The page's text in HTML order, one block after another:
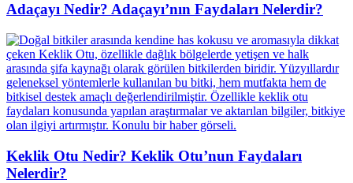
Adaçayı Nedir? Adaçayı’nın Faydaları Nelerdir?
Keklik Otu Nedir? Keklik Otu’nun Faydaları
Nelerdir?